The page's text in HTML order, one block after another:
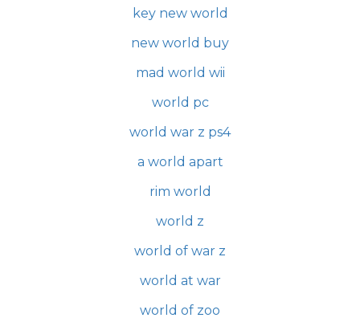
key new world
new world buy
mad world wii
world pc
world war z ps4
a world apart
rim world
world z
world of war z
world at war
world of zoo